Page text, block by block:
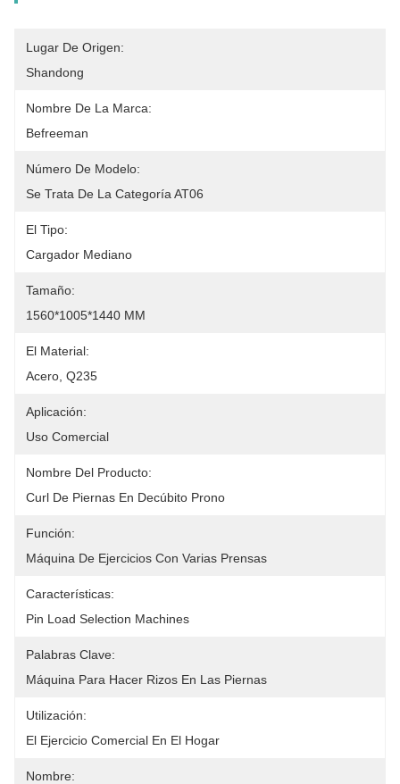
Lugar De Origen:
Shandong
Nombre De La Marca:
Befreeman
Número De Modelo:
Se Trata De La Categoría AT06
El Tipo:
Cargador Mediano
Tamaño:
1560*1005*1440 MM
El Material:
Acero, Q235
Aplicación:
Uso Comercial
Nombre Del Producto:
Curl De Piernas En Decúbito Prono
Función:
Máquina De Ejercicios Con Varias Prensas
Características:
Pin Load Selection Machines
Palabras Clave:
Máquina Para Hacer Rizos En Las Piernas
Utilización:
El Ejercicio Comercial En El Hogar
Nombre: